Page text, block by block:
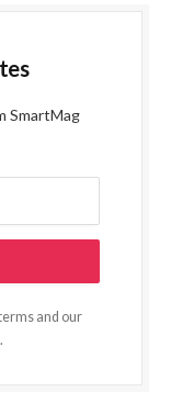
SmartMag
and our